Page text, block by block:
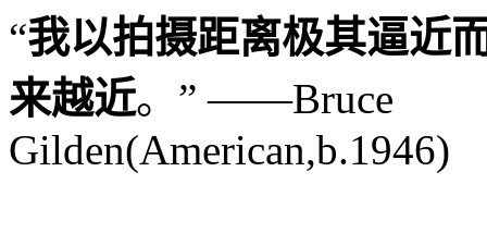
“我以拍摄距离极其逼近
来越近。” ——Bruce
Gilden(American,b.1946)